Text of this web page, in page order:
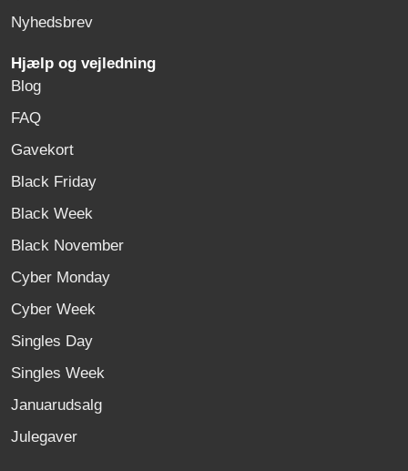
Nyhedsbrev
Hjælp og vejledning
Blog
FAQ
Gavekort
Black Friday
Black Week
Black November
Cyber Monday
Cyber Week
Singles Day
Singles Week
Januarudsalg
Julegaver